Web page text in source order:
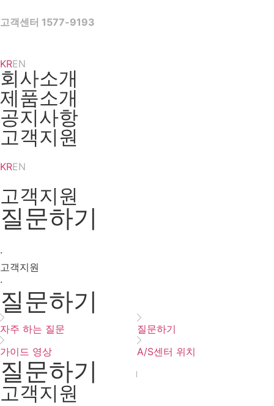
to
고객센터 1577-9193
KREN
회사소개
제품소개
공지사항
고객지원
KREN
고객지원
질문하기
·
고객지원
·
질문하기
자주 하는 질문
질문하기
가이드 영상
A/S센터 위치
질문하기
고객지원